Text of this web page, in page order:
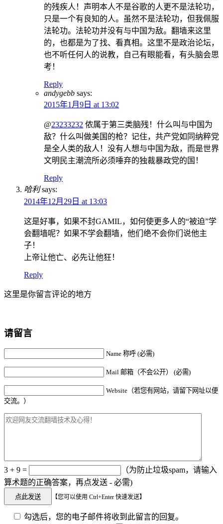
的残疾人！声明本人不是谷歌的人更不是法轮功，
只是一个有良知的人。虽然不是法轮功，但我佩服
法轮功。法轮功并没有与中国为敌。翻墙来这里
的，也都是为了找、看真相。这里不是政治论坛，
也不听任何人的说教，自己有眼能看，有头脑会思
考！
Reply
andygebb says:
2015年1月9日 at 13:02
@23233232 侬属于第三类脑残！什么叫与中国为
敌？什么叫做美国的枪？记住，共产党如同纳粹党
是全人类的敌人！没有人想与中国为敌，而是世界
文明民主潮流所必须唾弃的独裁暴政党的国！
Reply
哈利 says:
2014年12月29日 at 13:03
这是好事，如果不封GAMIL，如何使更多人的“被迫”学
会翻墙呢？如果不学会翻墙，他们绝不会你们说他主
子！
上帝让他亡、必先让他狂！
Reply
这里是你留言评论的地方
请留言
Name 称呼 (必需)
Mail 邮箱（不会公开） (必需)
Website（若您有网站，请留下网址以便
交流。）
3 + 9 =
（为防止垃圾spam，请输入
算术题的正确答案，再点发送 - 必需)
【您可以使用 Ctrl+Enter 快速发送】
勾选后，您的电子邮件将收到此留言的回复。